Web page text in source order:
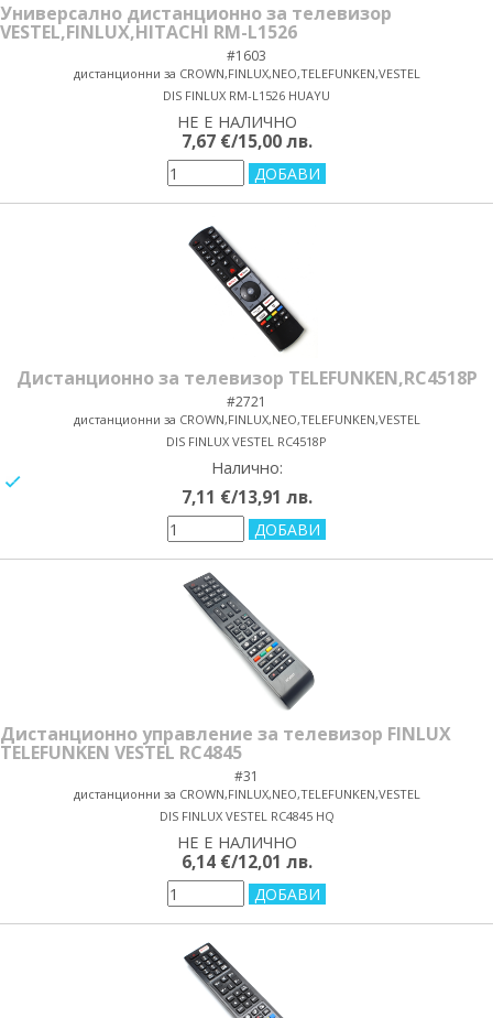
Универсално дистанционно за телевизор
VESTEL,FINLUX,HITACHI RM-L1526
#1603
дистанционни за CROWN,FINLUX,NEO,TELEFUNKEN,VESTEL
DIS FINLUX RM-L1526 HUAYU
НЕ Е НАЛИЧНО
7,67 €/15,00 лв.
Дистанционно за телевизор TELEFUNKEN,RC4518P
#2721
дистанционни за CROWN,FINLUX,NEO,TELEFUNKEN,VESTEL
DIS FINLUX VESTEL RC4518P
Налично:
7,11 €/13,91 лв.
Дистанционно управление за телевизор FINLUX
TELEFUNKEN VESTEL RC4845
#31
дистанционни за CROWN,FINLUX,NEO,TELEFUNKEN,VESTEL
DIS FINLUX VESTEL RC4845 HQ
НЕ Е НАЛИЧНО
6,14 €/12,01 лв.